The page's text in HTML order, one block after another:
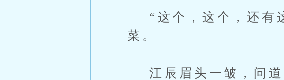
“这个，这个，还有
菜。
江辰眉头一皱，问道